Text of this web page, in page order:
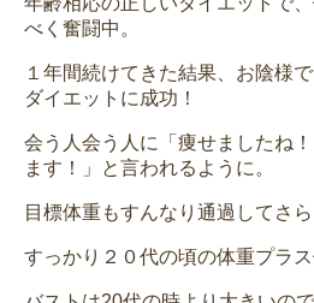
べく奮闘中。
１年間続けてきた結果、お陰様
ダイエットに成功！
会う人会う人に「痩せましたね
ます！」と言われるように。
目標体重もすんなり通過してさ
すっかり２０代の頃の体重プラス